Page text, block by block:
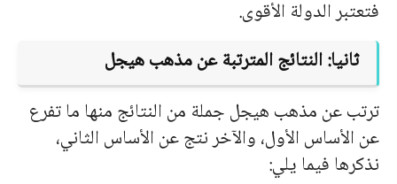
فتعتبر الدولة الأقوى.
ثانيا: النتائج المترتبة عن مذهب هيجل
ترتب عن مذهب هيجل جملة من النتائج منها ما تفرع
عن الأساس الأول، والآخر نتج عن الأساس الثاني،
نذكرها فيما يلي: